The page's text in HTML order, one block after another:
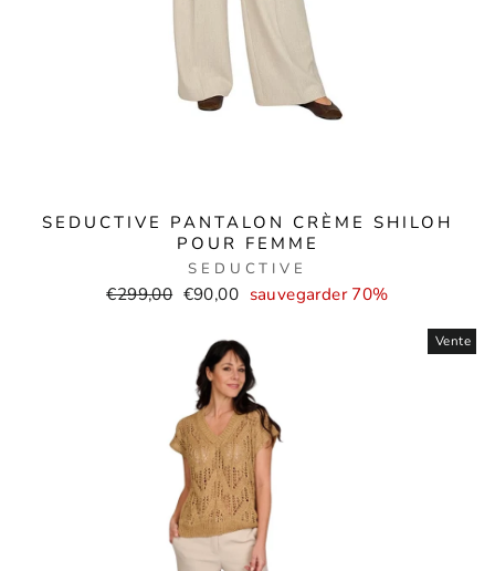
SEDUCTIVE PANTALON CRÈME SHILOH
POUR FEMME
SEDUCTIVE
Prix
€299,00 Prix
vente
€90,00 sauvegarder 70%
Vente